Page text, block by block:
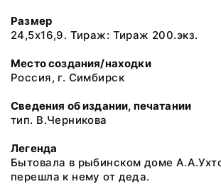
Размер
24,5х16,9. Тираж: Тираж 200.экз.
Место создания/находки
Россия, г. Симбирск
Сведения об издании, печатании
тип. В.Черникова
Легенда
Бытовала в рыбинском доме
перешла к нему от деда.